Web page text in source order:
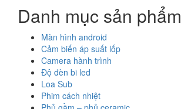
Danh mục sản phẩm
Màn hình android
Cảm biến áp suất lốp
Camera hành trình
Độ đèn bi led
Loa Sub
Phim cách nhiệt